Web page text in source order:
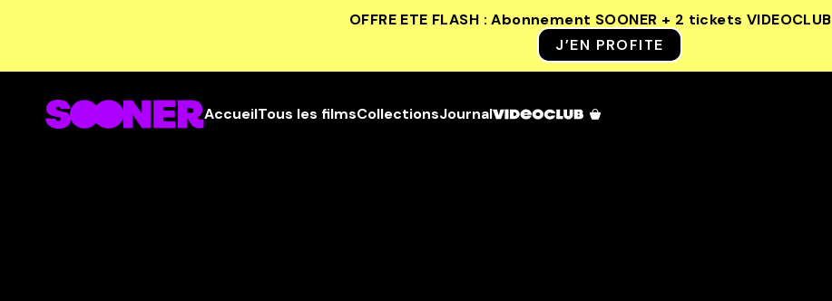
OFFRE ETE FLASH : Abonnement SOONER + 2 tickets VIDEOCLUB
J’EN PROFITE
AccueilTous les filmsCollectionsJournal